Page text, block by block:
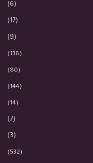
(6)
(17)
(9)
(138)
(80)
(144)
(14)
(7)
(3)
(532)